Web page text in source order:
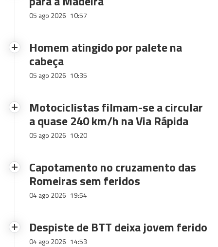
05 ago 2026 10:57
Homem atingido por palete na
cabeça
05 ago 2026 10:35
Motociclistas filmam-se a circular
a quase 240 km/h na Via Rápida
05 ago 2026 10:20
Capotamento no cruzamento das
Romeiras sem feridos
04 ago 2026 19:54
Despiste de BTT deixa jovem ferido
04 ago 2026 14:53